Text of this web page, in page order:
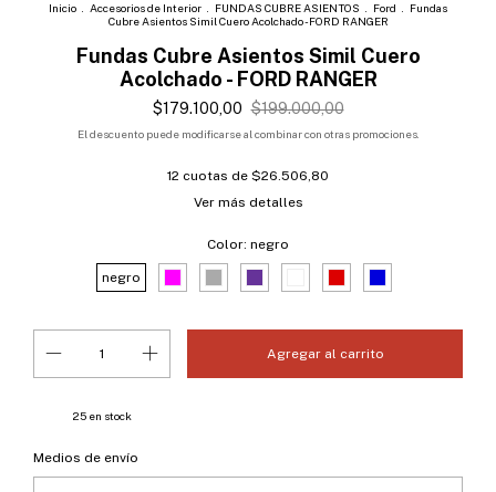
Inicio Accesorios de Interior FUNDAS CUBRE ASIENTOS Ford
Fundas
Cubre Asientos Simil Cuero Acolchado - FORD RANGER
Fundas Cubre Asientos Simil Cuero
Acolchado - FORD RANGER
$179.100,00 $199.000,00
El descuento puede modificarse al combinar con otras promociones.
12 cuotas de $26.506,80
Ver más detalles
Color: negro
negro
25 en stock
Entregas para el CP:
Medios de envío